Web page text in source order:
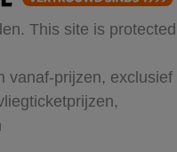
This site is protected
vanaf-prijzen, exclusief